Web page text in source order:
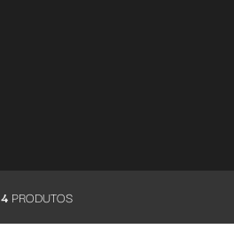
4PRODUTOS